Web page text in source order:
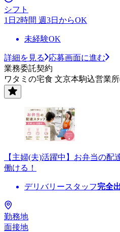
シフト
1日2時間 週3日からOK
未経験OK
詳細を見る
応募画面に進む
業務委託契約
ワタミの宅食 文京本駒込営業
【主婦(夫)活躍中】お弁当の
働ける！
デリバリースタッフ完全
勤務地
面接地